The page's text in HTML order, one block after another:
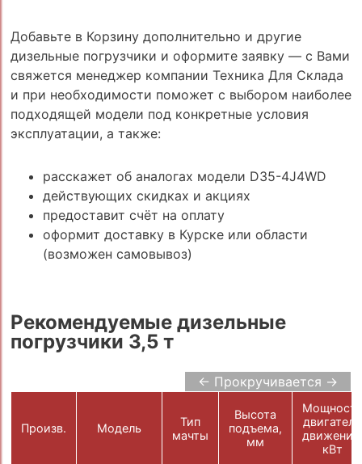
Добавьте в Корзину дополнительно и другие
дизельные погрузчики и оформите заявку — с Вами
свяжется менеджер компании Техника Для Склада
и при необходимости поможет с выбором наиболее
подходящей модели под конкретные условия
эксплуатации, а также:
расскажет об аналогах модели D35-4J4WD
действующих скидках и акциях
предоставит счёт на оплату
оформит доставку в Курске или области
(возможен самовывоз)
Рекомендуемые дизельные
погрузчики 3,5 т
← Прокручивается →
Произв. Модель
Тип
мачты
Высота
подъема,
мм
Мощность
двигателя
движения,
кВт